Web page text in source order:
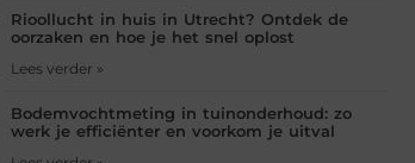
Rioollucht in huis in Utrecht? Ontdek de
oorzaken en hoe je het snel oplost
Lees verder »
Bodemvochtmeting in tuinonderhoud: zo
werk je efficiënter en voorkom je uitval